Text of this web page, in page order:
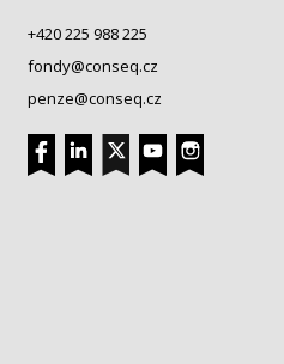
+420 225 988 225
fondy@conseq.cz
penze@conseq.cz